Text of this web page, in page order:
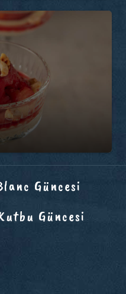
Güncesi
Güncesi